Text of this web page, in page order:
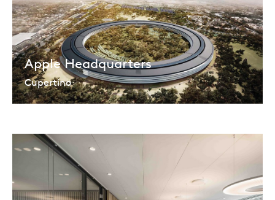
Apple Headquarters
Cupertino